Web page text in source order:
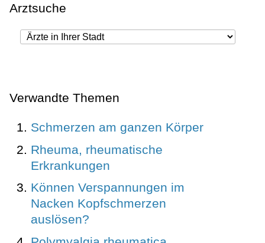
Arztsuche
Verwandte Themen
Schmerzen am ganzen Körper
Rheuma, rheumatische
Erkrankungen
Können Verspannungen im
Nacken Kopfschmerzen
auslösen?